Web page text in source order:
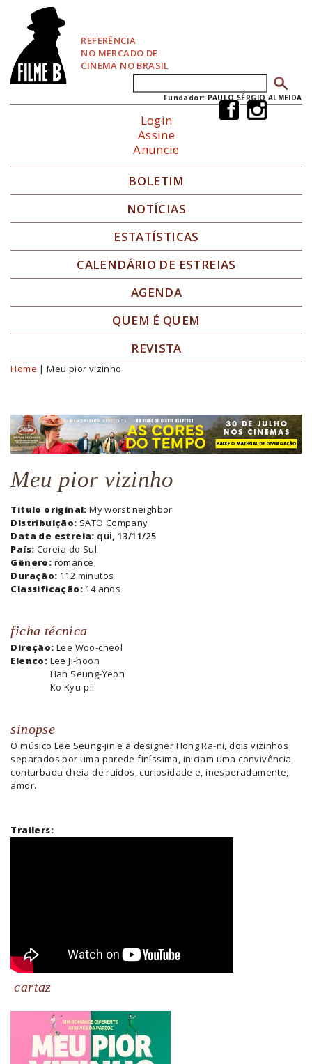
REFERÊNCIA
NO MERCADO DE
CINEMA NO BRASIL
Formulário de busca
Fundador: PAULO SÉRGIO ALMEIDA
Login
Assine
Anuncie
BOLETIM
NOTÍCIAS
ESTATÍSTICAS
CALENDÁRIO DE ESTREIAS
AGENDA
QUEM É QUEM
REVISTA
Você está aqui
Home | Meu pior vizinho
Meu pior vizinho
Título original:My worst neighbor
Distribuição: SATO Company
Data de estreia: qui, 13/11/25
País: Coreia do Sul
Gênero: romance
Duração: 112 minutos
Classificação: 14 anos
ficha técnica
Direção: Lee Woo-cheol
Elenco: Lee Ji-hoon
Han Seung-Yeon
Ko Kyu-pil
sinopse
O músico Lee Seung-jin e a designer Hong Ra-ni, dois vizinhos
separados por uma parede finíssima, iniciam uma convivência
conturbada cheia de ruídos, curiosidade e, inesperadamente,
amor.
Trailers:
cartaz